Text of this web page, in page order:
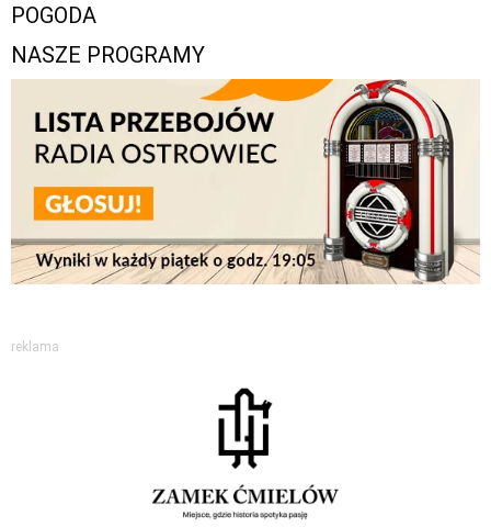
POGODA
NASZE PROGRAMY
reklama